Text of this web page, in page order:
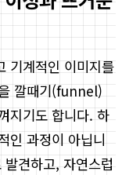
기계적인 이미지를
깔때기(funnel)
지기도 합니다. 하
인 과정이 아닙니
견하고, 자연스럽